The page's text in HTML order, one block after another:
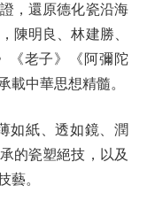
，還原德化瓷沿海
陳明良、林建勝、
《老子》《阿彌陀
載中華思想精髓。
紙、透如鏡、潤
的瓷塑絕技，以及
藝。